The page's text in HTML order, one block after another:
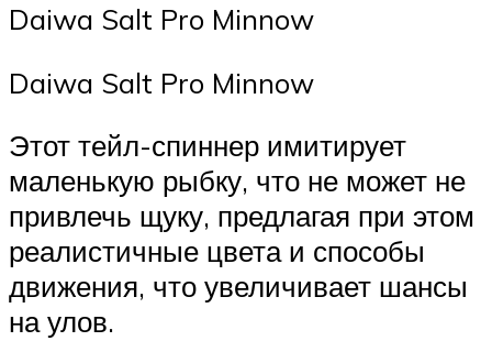
Daiwa Salt Pro Minnow
Daiwa Salt Pro Minnow
Этот тейл-спиннер имитирует
маленькую рыбку, что не может не
привлечь щуку, предлагая при этом
реалистичные цвета и способы
движения, что увеличивает шансы
на улов.